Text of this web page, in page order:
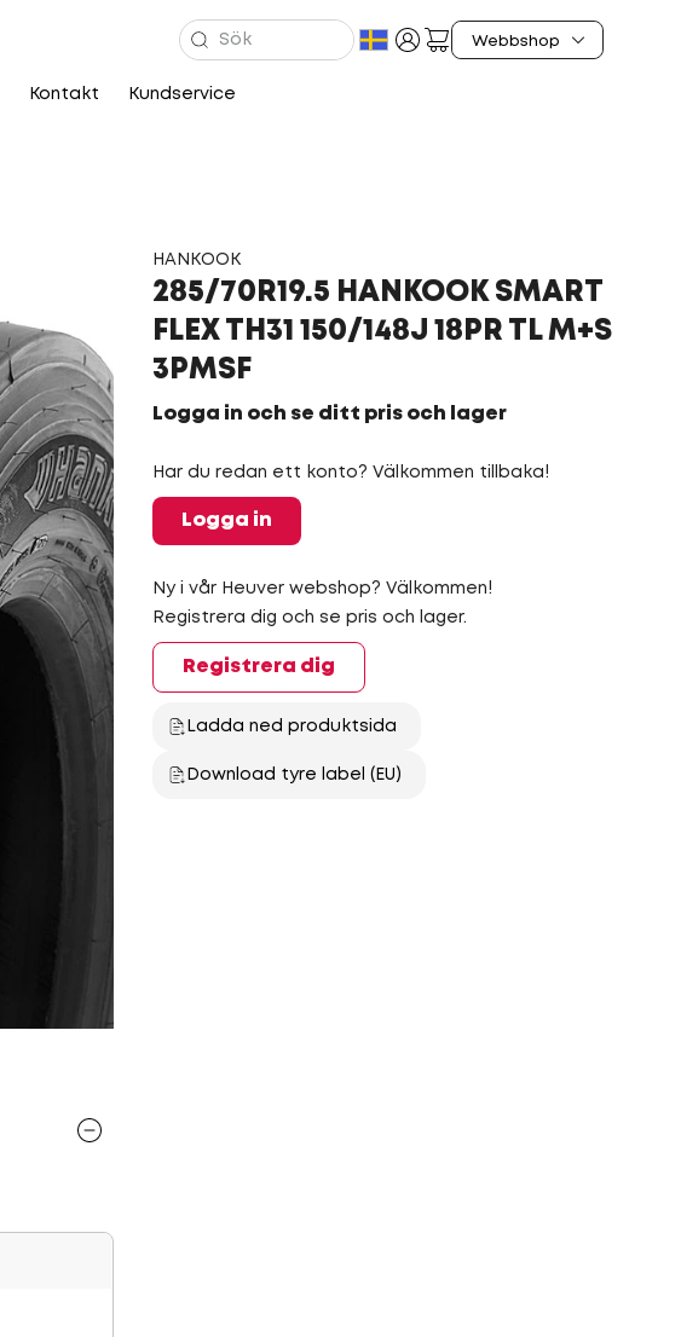
Kontakt Kundservice
HANKOOK
285/70R19.5 HANKOOK SMART
FLEX TH31 150/148J 18PR TL M+S
3PMSF
Logga in och se ditt pris och lager
Har du redan ett konto? Välkommen tillbaka!
Logga in
Ny i vår Heuver webshop? Välkommen!
Registrera dig och se pris och lager.
Registrera dig
Ladda ned produktsida
Download tyre label (EU)